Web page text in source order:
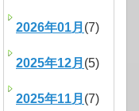
2026年01月 (7)
2025年12月 (5)
2025年11月 (7)